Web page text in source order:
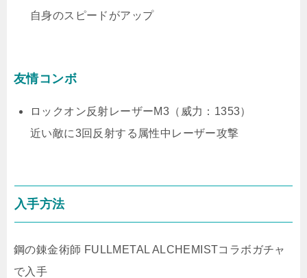
自身のスピードがアップ
友情コンボ
ロックオン反射レーザーM3（威力：1353）
近い敵に3回反射する属性中レーザー攻撃
入手方法
鋼の錬金術師 FULLMETAL ALCHEMISTコラボガチャ
で入手